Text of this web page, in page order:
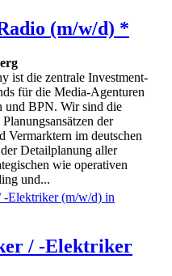
(m/w/d) *
ist die zentrale Investment-
für die Media-Agenturen
und BPN. Wir sind die
der
Vermarktern im deutschen
Detailplanung aller
wie operativen
und...
/ -Elektriker